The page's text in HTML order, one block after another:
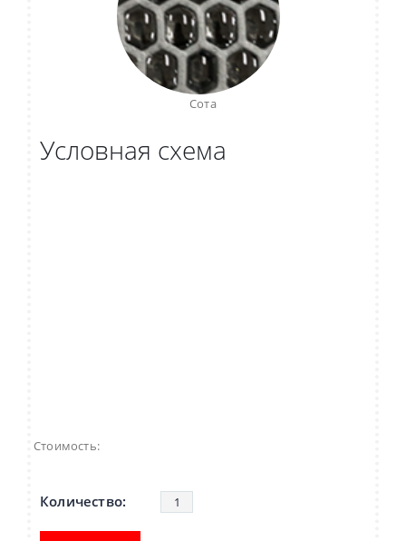
Сота
Условная схема
Стоимость: